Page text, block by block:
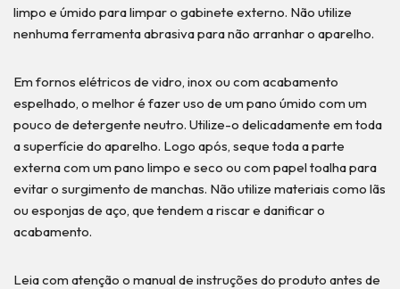
limpo e úmido para limpar o gabinete externo. Não utilize
nenhuma ferramenta abrasiva para não arranhar o aparelho.
Em fornos elétricos de vidro, inox ou com acabamento
espelhado, o melhor é fazer uso de um pano úmido com um
pouco de detergente neutro. Utilize-o delicadamente em toda
a superfície do aparelho. Logo após, seque toda a parte
externa com um pano limpo e seco ou com papel toalha para
evitar o surgimento de manchas. Não utilize materiais como lãs
ou esponjas de aço, que tendem a riscar e danificar o
acabamento.
Leia com atenção o manual de instruções do produto antes de